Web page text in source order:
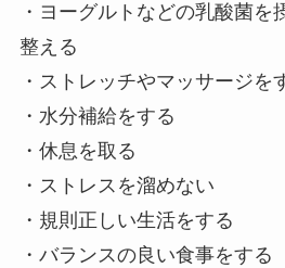
・ヨーグルトなどの乳酸菌を
整える
・ストレッチやマッサージを
・水分補給をする
・休息を取る
・ストレスを溜めない
・規則正しい生活をする
・バランスの良い食事をする